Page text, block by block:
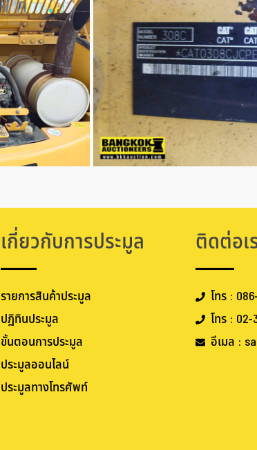
เกี่ยวกับการประมูล
รายการสินค้าประมูล
ปฏิทินประมูล
ขั้นตอนการประมูล
ประมูลออนไลน์
ประมูลทางโทรศัพท์
ติดต่อเ
โทร :
โทร :
อีเมล :